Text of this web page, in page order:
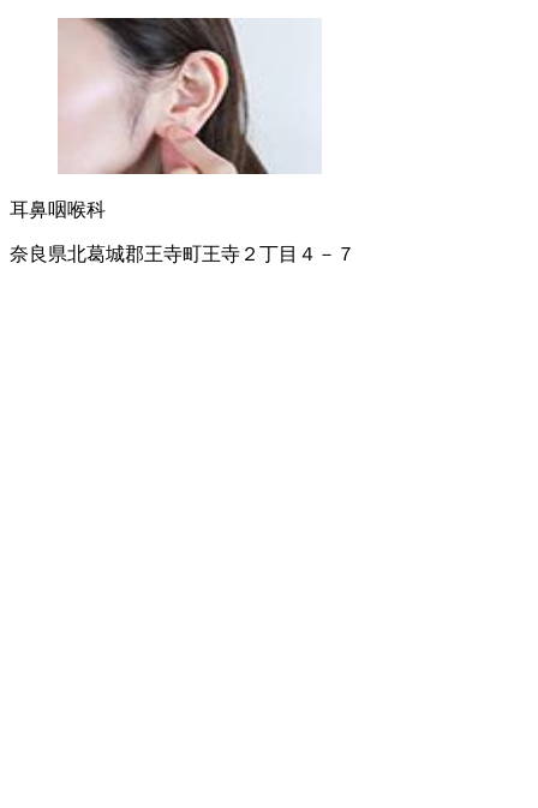
耳鼻咽喉科
奈良県北葛城郡王寺町王寺２丁目４－７